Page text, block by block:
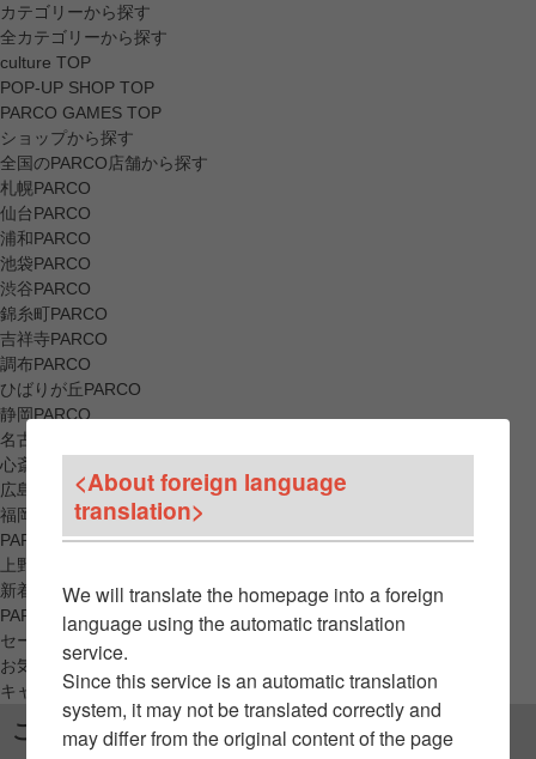
カテゴリーから探す
全カテゴリーから探す
culture TOP
POP-UP SHOP TOP
PARCO GAMES TOP
ショップから探す
全国のPARCO店舗から探す
札幌PARCO
仙台PARCO
浦和PARCO
池袋PARCO
渋谷PARCO
錦糸町PARCO
吉祥寺PARCO
調布PARCO
ひばりが丘PARCO
静岡PARCO
名古屋PARCO
心斎橋PARCO
広島PARCO
福岡PARCO
PARCO_ya
上野
新着アイテムから探す
PARCO限定アイテムから探す
セールアイテムから探す
お気に入りから探す
キャンペーン/クーポン対象から探す
ご利用案内
<About foreign language
translation>
We will translate the homepage into a foreign
language using the automatic translation
service.
Since this service is an automatic translation
system, it may not be translated correctly and
may differ from the original content of the page